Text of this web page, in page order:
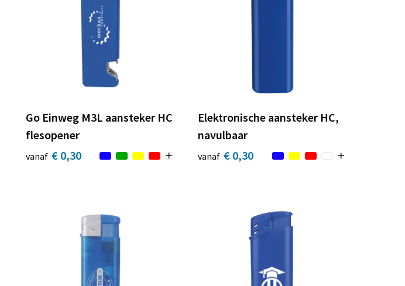
Go Einweg M3L aansteker HC
flesopener
vanaf € 0,30
Elektronische aansteker HC,
navulbaar
vanaf € 0,30